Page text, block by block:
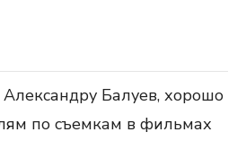
Балуев, хорошо
по съемкам в фильмах